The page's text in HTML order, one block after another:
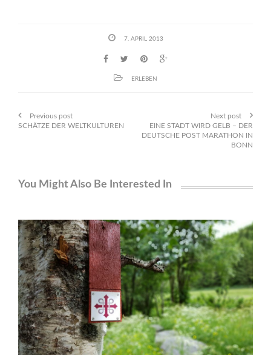
7. APRIL 2013
ERLEBEN
Previous post
SCHÄTZE DER WELTKULTUREN
Next post
EINE STADT WIRD GELB – DER
DEUTSCHE POST MARATHON IN
BONN
You Might Also Be Interested In